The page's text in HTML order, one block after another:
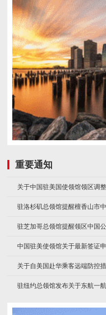
重要通知
关于中国驻美国使领馆领区调
驻洛杉矶总领馆提醒檀香山市
驻芝加哥总领馆提醒领区中国
中国驻美使领馆关于最新签证
关于自美国赴华乘客远端防控
驻纽约总领馆发布关于东航一